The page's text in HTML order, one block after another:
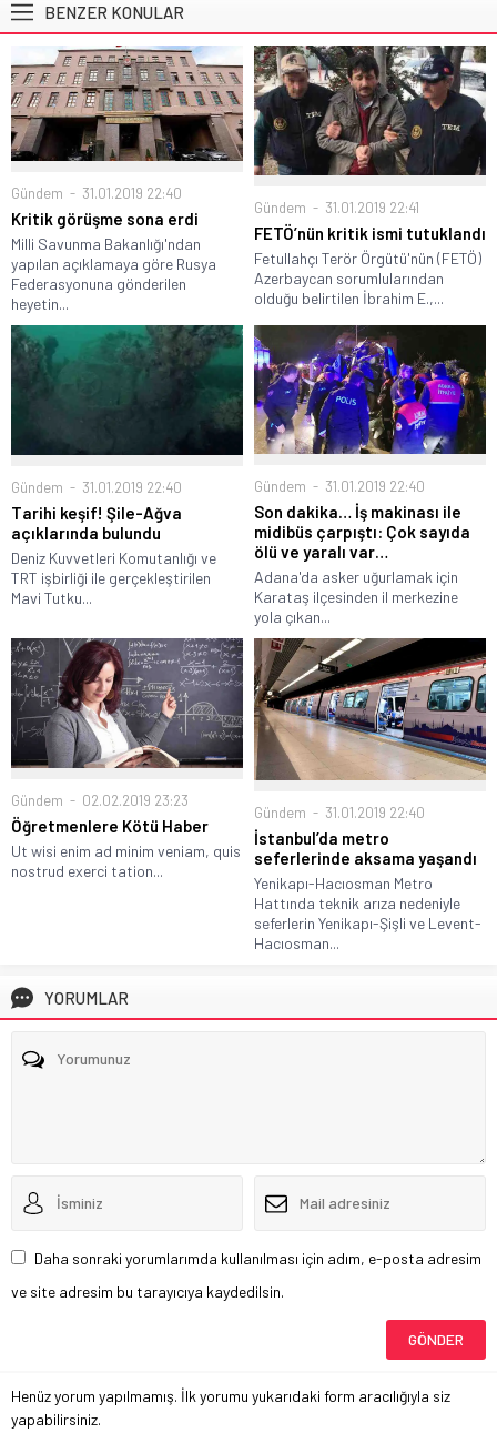
BENZER KONULAR
Gündem 31.01.2019 22:40
Kritik görüşme sona erdi
Milli Savunma Bakanlığı'ndan
yapılan açıklamaya göre Rusya
Federasyonuna gönderilen
heyetin...
Gündem 31.01.2019 22:41
FETÖ’nün kritik ismi tutuklandı
Fetullahçı Terör Örgütü'nün (FETÖ)
Azerbaycan sorumlularından
olduğu belirtilen İbrahim E.,...
Gündem 31.01.2019 22:40
Tarihi keşif! Şile-Ağva
açıklarında bulundu
Deniz Kuvvetleri Komutanlığı ve
TRT işbirliği ile gerçekleştirilen
Mavi Tutku...
Gündem 31.01.2019 22:40
Son dakika… İş makinası ile
midibüs çarpıştı: Çok sayıda
ölü ve yaralı var…
Adana'da asker uğurlamak için
Karataş ilçesinden il merkezine
yola çıkan...
Gündem 02.02.2019 23:23
Öğretmenlere Kötü Haber
Ut wisi enim ad minim veniam, quis
nostrud exerci tation...
Gündem 31.01.2019 22:40
İstanbul’da metro
seferlerinde aksama yaşandı
Yenikapı-Hacıosman Metro
Hattında teknik arıza nedeniyle
seferlerin Yenikapı-Şişli ve Levent-
Hacıosman...
YORUMLAR
Daha sonraki yorumlarımda kullanılması için adım, e-posta adresim
ve site adresim bu tarayıcıya kaydedilsin.
Henüz yorum yapılmamış. İlk yorumu yukarıdaki form aracılığıyla siz
yapabilirsiniz.